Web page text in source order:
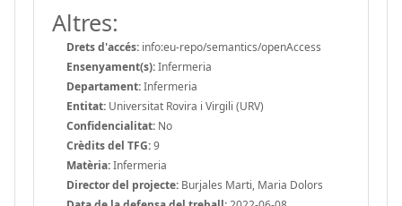
Altres:
Drets d'accés: info:eu-repo/semantics/openAccess
Ensenyament(s):Infermeria
Departament:Infermeria
Entitat: Universitat Rovira i Virgili (URV)
Confidencialitat: No
Crèdits del TFG:9
Matèria:Infermeria
Director del projecte: Burjales Marti, Maria Dolors